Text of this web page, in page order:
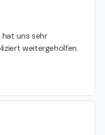
uns sehr
weitergeholfen.